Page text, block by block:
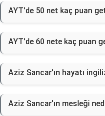
AYT'de 50 net kaç puan
AYT'de 60 nete kaç puan
Aziz Sancar'ın hayatı
Aziz Sancar'ın mesleği